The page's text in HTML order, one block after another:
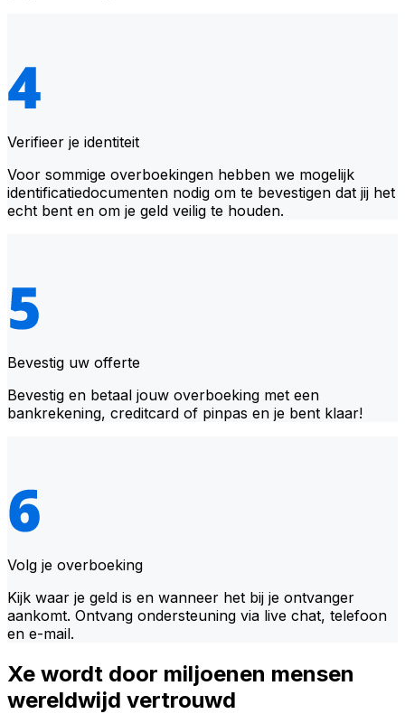
Verifieer je identiteit
Voor sommige overboekingen hebben we mogelijk
identificatiedocumenten nodig om te bevestigen dat jij het
echt bent en om je geld veilig te houden.
Bevestig uw offerte
Bevestig en betaal jouw overboeking met een
bankrekening, creditcard of pinpas en je bent klaar!
Volg je overboeking
Kijk waar je geld is en wanneer het bij je ontvanger
aankomt. Ontvang ondersteuning via live chat, telefoon
en e-mail.
Xe wordt door miljoenen mensen
wereldwijd vertrouwd